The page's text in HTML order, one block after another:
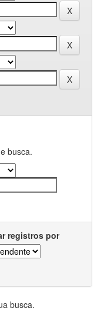
busca.
registros por
busca.